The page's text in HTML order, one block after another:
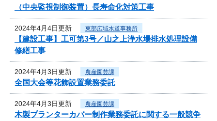
（中央監視制御装置）長寿命化対策工事
2024年4月4日更新 東部広域水道事務所
【建設工事】工可第3号／山之上浄水場排水処理設備
修繕工事
2024年4月3日更新 農産園芸課
全国大会等花飾設置業務委託
2024年4月3日更新 農産園芸課
木製プランターカバー制作業務委託に関する一般競争